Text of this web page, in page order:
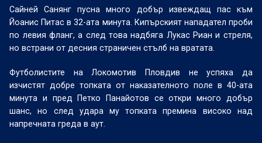
Сайней Санянг пусна много добър извеждащ пас към
Йоанис Питас в 32-ата минута. Кипърският нападател проби
по левия фланг, а след това надбяга Лукас Риан и стреля,
но встрани от десния страничен стълб на вратата.
Футболистите на Локомотив Пловдив не успяха да
изчистят добре топката от наказателното поле в 40-ата
минута и пред Петко Панайотов се откри много добър
шанс, но след удара му топката премина високо над
напречната греда в аут.